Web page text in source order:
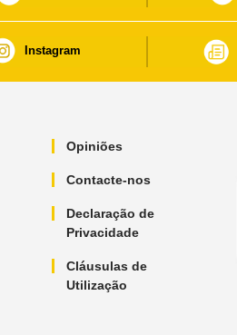
Instagram
Opiniões
Contacte-nos
Declaração de
Privacidade
Cláusulas de
Utilização